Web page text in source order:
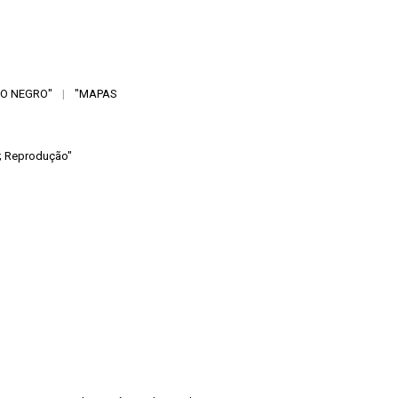
NEGRO" | "MAPAS